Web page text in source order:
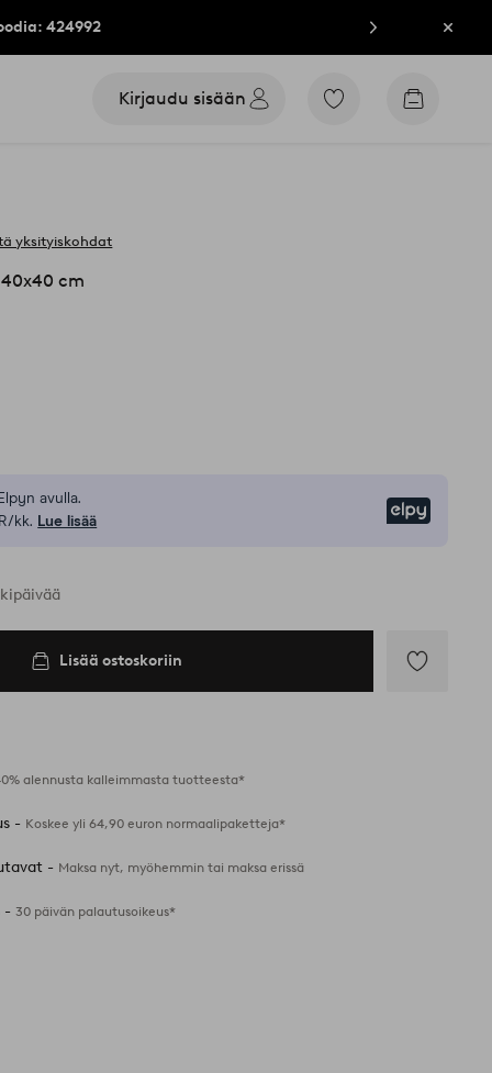
424992 Sulje
Kirjaudu sisään
Siirry
Siirry
yksityiskohdat
cm
avulla.
kk. Lue lisää
Lisää ostoskoriin
alennusta kalleimmasta tuotteesta*
- Koskee yli 64,90 euron normaalipaketteja*
- Maksa nyt, myöhemmin tai maksa erissä
-30 päivän palautusoikeus*